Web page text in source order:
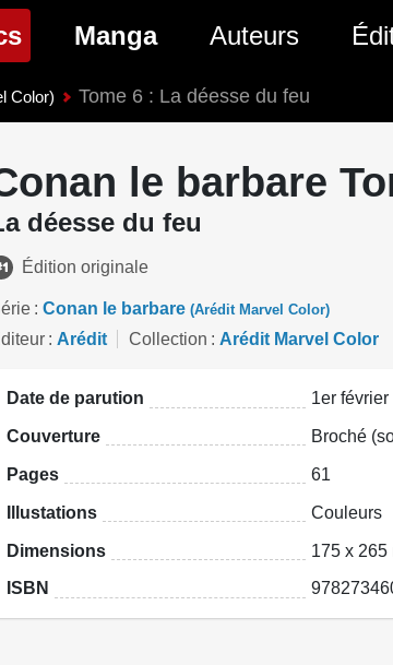
BD
(page courante)
Comics
Comics
Manga
Nouveautés Manga
Genres Manga
Auteurs
Color) Tome 6 : La déesse du feu
le barbare
déesse du feu
Édition originale
Conan le barbare (Arédit Marvel Color)
Arédit Collection Arédit Marvel Color
Date de parution 1er
Couverture Broché
Pages 61
Illustations Couleurs
Dimensions 175 x 265
ISBN